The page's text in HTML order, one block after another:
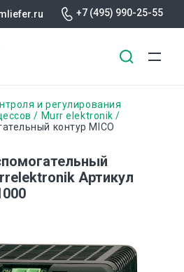
+7 (495) 990-25-55
и регулирования
Murr elektronik
контур MICO
Артикул